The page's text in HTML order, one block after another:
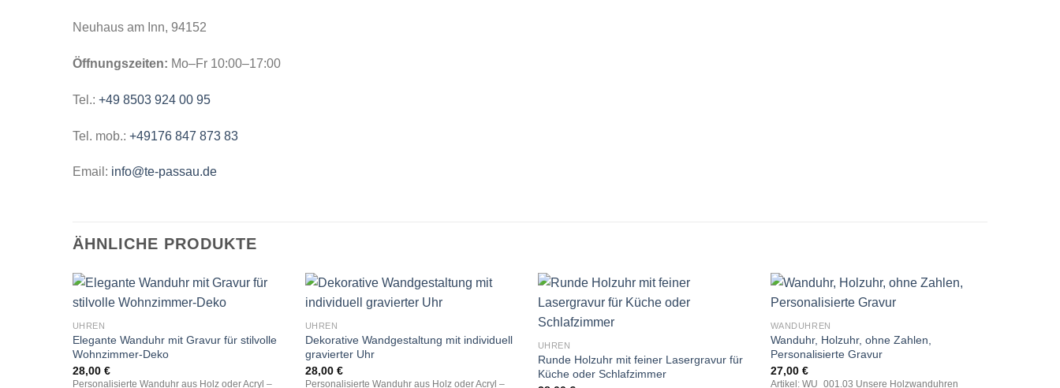
Neuhaus am Inn, 94152
Öffnungszeiten: Mo–Fr 10:00–17:00
Tel.: +49 8503 924 00 95
Tel. mob.: +49176 847 873 83
Email: info@te-passau.de
ÄHNLICHE PRODUKTE
UHREN
Elegante Wanduhr mit Gravur für stilvolle
Wohnzimmer-Deko
28,00 €
Personalisierte Wanduhr aus Holz oder Acryl –
UHREN
Dekorative Wandgestaltung mit individuell
gravierter Uhr
28,00 €
Personalisierte Wanduhr aus Holz oder Acryl –
UHREN
Runde Holzuhr mit feiner Lasergravur für
Küche oder Schlafzimmer
WANDUHREN
Wanduhr, Holzuhr, ohne Zahlen,
Personalisierte Gravur
27,00 €
Artikel: WU_001.03 Unsere Holzwanduhren